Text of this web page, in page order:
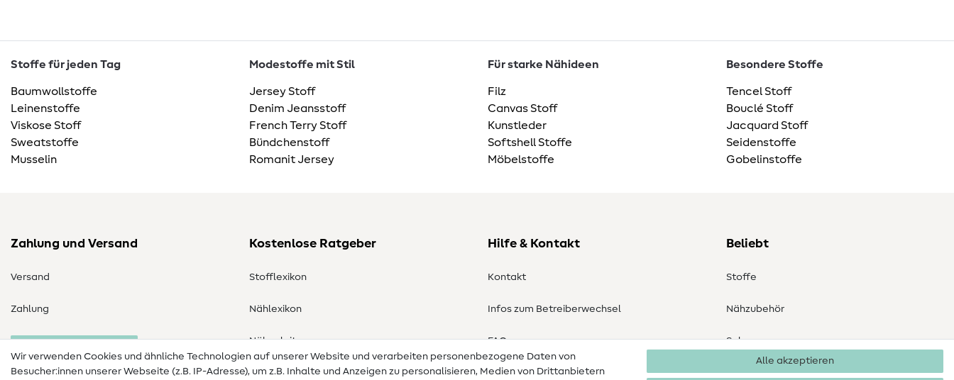
Stoffe für jeden Tag
Baumwollstoffe
Leinenstoffe
Viskose Stoff
Sweatstoffe
Musselin
Modestoffe mit Stil
Jersey Stoff
Denim Jeansstoff
French Terry Stoff
Bündchenstoff
Romanit Jersey
Für starke Nähideen
Filz
Canvas Stoff
Kunstleder
Softshell Stoffe
Möbelstoffe
Besondere Stoffe
Tencel Stoff
Bouclé Stoff
Jacquard Stoff
Seidenstoffe
Gobelinstoffe
Zahlung und Versand
Versand
Zahlung
Kostenlose Ratgeber
Stofflexikon
Nählexikon
Nähanleitungen
Hilfe & Kontakt
Kontakt
Infos zum Betreiberwechsel
FAQ
Widerrufsrecht
Beliebt
Stoffe
Nähzubehör
Sale
Schnittmuster
Wir verwenden Cookies und ähnliche Technologien auf unserer Website und verarbeiten personenbezogene Daten von
Besucher:innen unserer Webseite (z.B. IP-Adresse), um z.B. Inhalte und Anzeigen zu personalisieren, Medien von Drittanbietern
Alle akzeptieren